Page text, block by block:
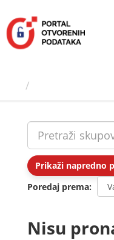
sadržaj
Prikaži napredno
Poredaj prema
Nisu